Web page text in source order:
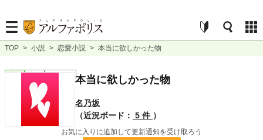
TOP > 小説 > 恋愛小説 > 本当に欲しかった物
完結 ｼｮｰﾄｼｮｰﾄ 本当に欲しかった物
名乃坂
（近況ボード： 5 件 ）
お気に入りに追加して更新通知を受け取ろう